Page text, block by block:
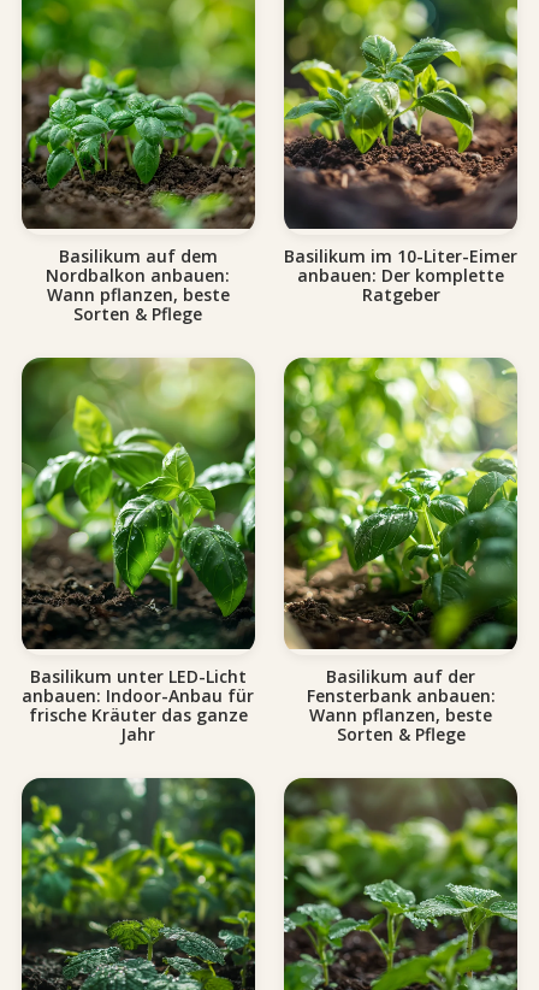
Basilikum auf dem
Nordbalkon anbauen:
Wann pflanzen, beste
Sorten & Pflege
Basilikum im 10-Liter-Eimer
anbauen: Der komplette
Ratgeber
Basilikum unter LED-Licht
anbauen: Indoor-Anbau für
frische Kräuter das ganze
Jahr
Basilikum auf der
Fensterbank anbauen:
Wann pflanzen, beste
Sorten & Pflege